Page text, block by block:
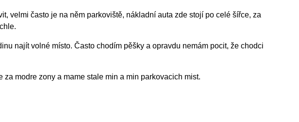
často je na něm parkoviště, nákladní auta zde stojí po celé šířce, za
najít volné místo. Často chodím pěšky a opravdu nemám pocit, že chodci
modre zony a mame stale min a min parkovacich mist.